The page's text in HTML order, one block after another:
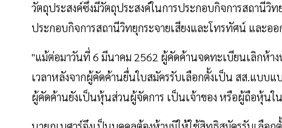
วัตถุประสงค์ซึ่งมีวัตถุประสงค์ในการประกอบกิจการสถานี
ประกอบกิจการสถานีวิทยุกระจายเสียงและโทรทัศน์ และอ
"แม้ต่อมาวันที่ 6 มีนาคม 2562 ผู้คัดค้านจดทะเบียนเลิกห้า
เวลาหลังจากผู้คัดค้านยื่นใบสมัครรับเลือกตั้งเป็น สส.แบบแ
ผู้คัดค้านยังเป็นหุ้นส่วนผู้จัดการ เป็นเจ้าของ หรือผู้ถือหุ้น